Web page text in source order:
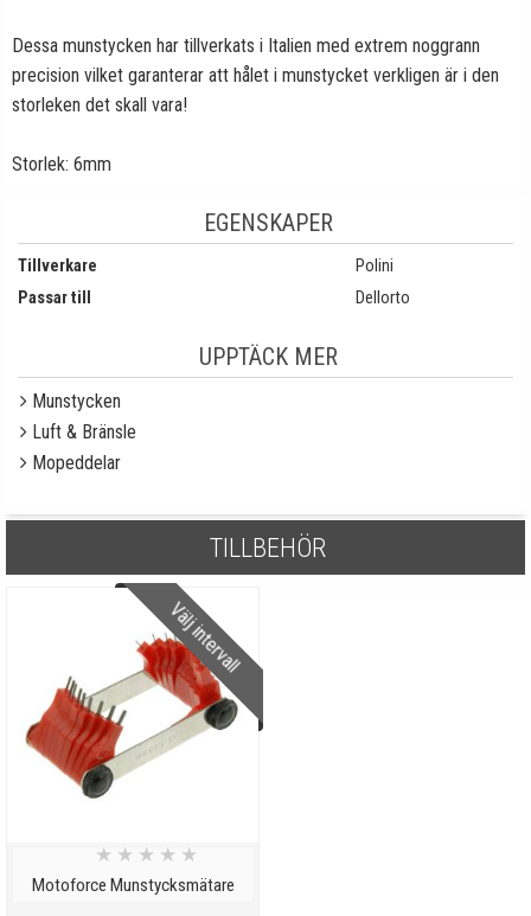
Dessa munstycken har tillverkats i Italien med extrem noggrann
precision vilket garanterar att hålet i munstycket verkligen är i den
storleken det skall vara!
Storlek: 6mm
EGENSKAPER
Tillverkare
Polini
Passar till
Dellorto
UPPTÄCK MER
Munstycken
Luft & Bränsle
Mopeddelar
TILLBEHÖR
Välj intervall
Motoforce Munstycksmätare
★ ★ ★ ★ ★